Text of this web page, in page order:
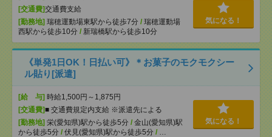
[交通費]交通費支給
[勤務地] 瑞穂運動場東駅から徒歩7分 / 瑞穂運動場
西駅から徒歩10分 / 新瑞橋駅から徒歩10分
気になる！
《単発1日OK！日払い可》＊お菓子のモクモクシー
ル貼り[派遣]
[給 与] 時給1,500円～1,875円
[交通費]■ 交通費規定内支給 ※派遣先による
[勤務地] 栄(愛知県)駅から徒歩5分 / 金山(愛知県)駅
から徒歩5分 / 伏見(愛知県)駅から徒歩5分 / …
気になる！